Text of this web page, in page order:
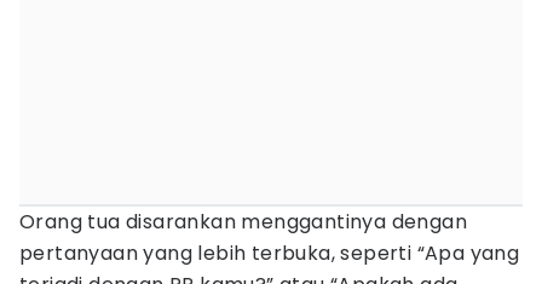
Orang tua disarankan menggantinya dengan
pertanyaan yang lebih terbuka, seperti “Apa yang